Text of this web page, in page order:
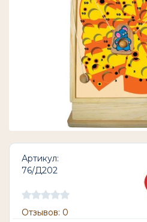
Артикул:
76/Д202
Отзывов: 0